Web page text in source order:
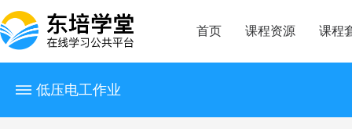
首页 课程资源 课程
低压电工作业